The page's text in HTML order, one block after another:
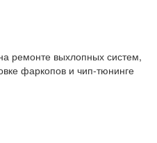
ремонте выхлопных систем,
фаркопов и чип-тюнинге